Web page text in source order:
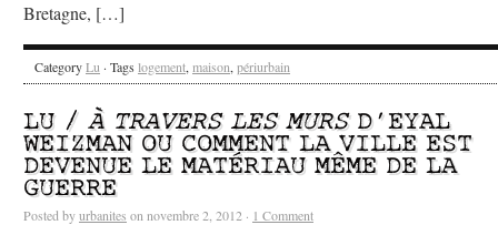
Bretagne, […]
CategoryLu · Tags logement, maison, périurbain
LU / À TRAVERS LES MURSD’EYAL
WEIZMAN OU COMMENT LA VILLE EST
DEVENUE LE MATÉRIAU MÊME DE LA
GUERRE
Posted byurbanites on novembre 2, 2012 · 1 Comment